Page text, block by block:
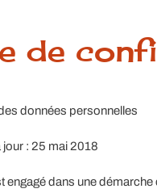
de
données personnelles
jour : 25 mai 2018
engagé dans une